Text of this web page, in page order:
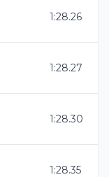
1:28.26
1:28.27
1:28.30
1:28.35